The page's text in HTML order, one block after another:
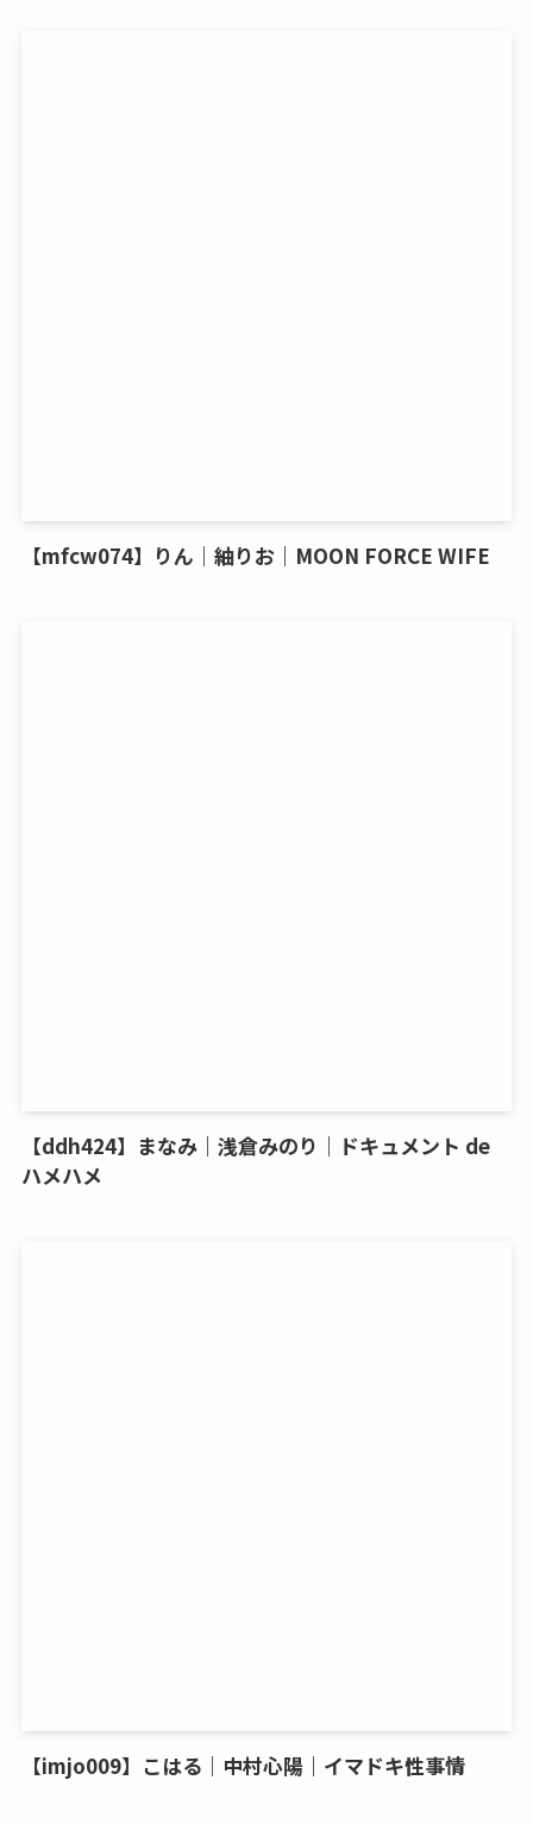
【mfcw074】りん｜紬りお｜MOON FORCE WIFE
【ddh424】まなみ｜浅倉みのり｜ドキュメント de
ハメハメ
【imjo009】こはる｜中村心陽｜イマドキ性事情